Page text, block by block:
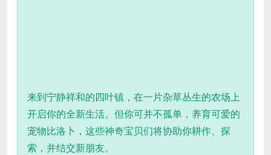
来到宁静祥和的四叶镇，在一片杂草丛生的农场上
开启你的全新生活。但你可并不孤单，养育可爱的
宠物比洛卜，这些神奇宝贝们将协助你耕作、探
索，并结交新朋友。